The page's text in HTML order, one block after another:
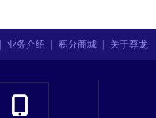
业务介绍 积分商城 关于尊龙